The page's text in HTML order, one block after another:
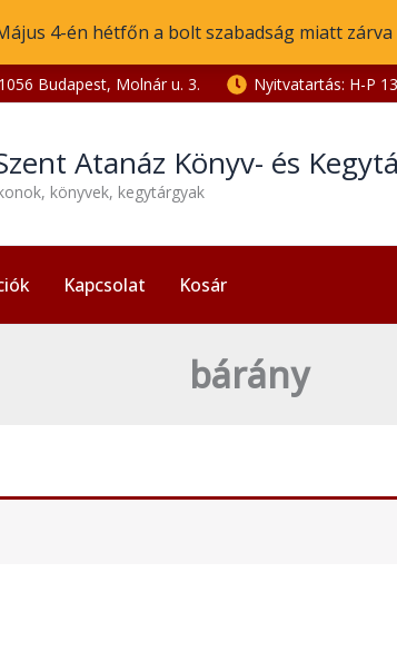
4-én hétfőn a bolt szabadság miatt
1056 Budapest, Molnár u. 3. Nyitvatartás: H-P
Atanáz Könyv- és
könyvek, kegytárgyak
Kapcsolat Kosár
bárány